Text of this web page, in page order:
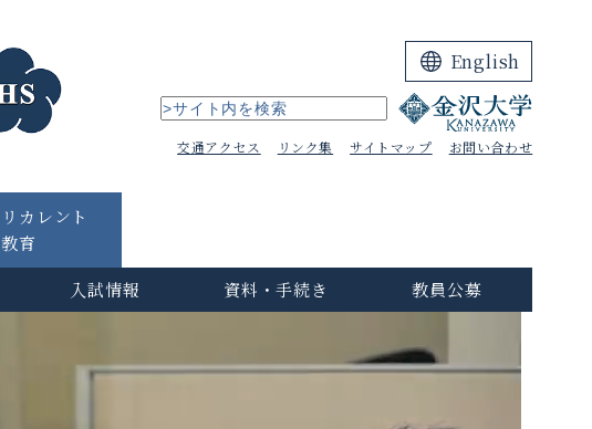
English
交通アクセス リンク集 サイトマップ お問い合わせ
リカレント
教育
入試情報 資料・手続き 教員公募